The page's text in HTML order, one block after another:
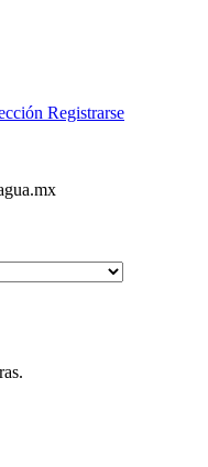
Registrarse